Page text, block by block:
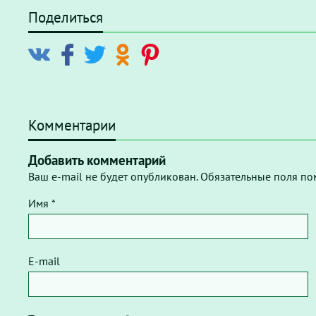
Поделиться
Комментарии
Добавить комментарий
Ваш e-mail не будет опубликован. Обязательные поля
Имя *
E-mail